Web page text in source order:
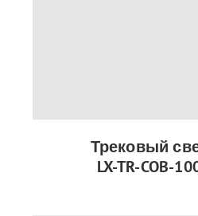
Трековый
LX-TR-COB-